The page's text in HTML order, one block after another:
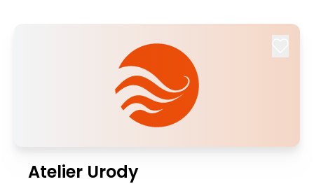
Atelier Urody